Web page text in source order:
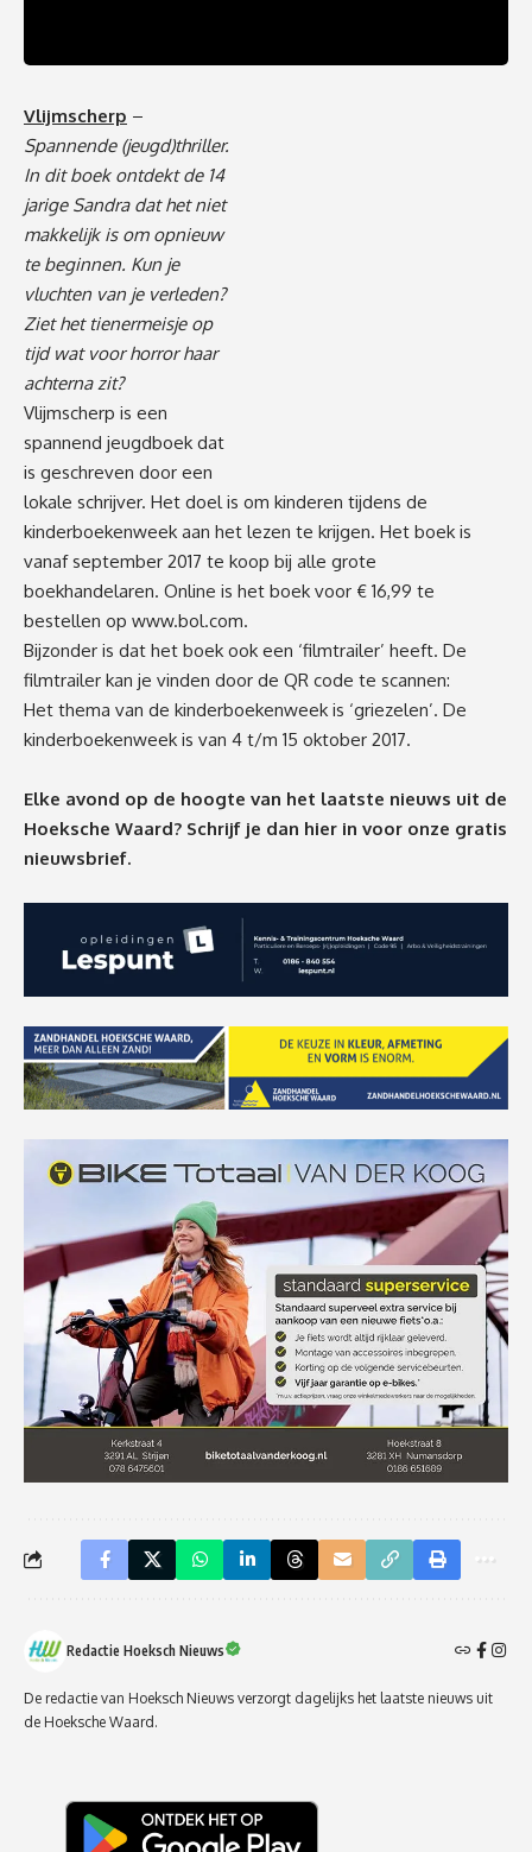
Vlijmscherp –
Spannende (jeugd)thriller.
In dit boek ontdekt de 14
jarige Sandra dat het niet
makkelijk is om opnieuw
te beginnen. Kun je
vluchten van je verleden?
Ziet het tienermeisje op
tijd wat voor horror haar
achterna zit?
Vlijmscherp is een
spannend jeugdboek dat
is geschreven door een
lokale schrijver. Het doel is om kinderen tijdens de
kinderboekenweek aan het lezen te krijgen. Het boek is
vanaf september 2017 te koop bij alle grote
boekhandelaren. Online is het boek voor € 16,99 te
bestellen op www.bol.com.
Bijzonder is dat het boek ook een ‘filmtrailer’ heeft. De
filmtrailer kan je vinden door de QR code te scannen:
Het thema van de kinderboekenweek is ‘griezelen’. De
kinderboekenweek is van 4 t/m 15 oktober 2017.
Elke avond op de hoogte van het laatste nieuws uit de
Hoeksche Waard? Schrijf je dan hier in voor onze gratis
nieuwsbrief.
Redactie Hoeksch Nieuws
De redactie van Hoeksch Nieuws verzorgt dagelijks het laatste nieuws uit
de Hoeksche Waard.